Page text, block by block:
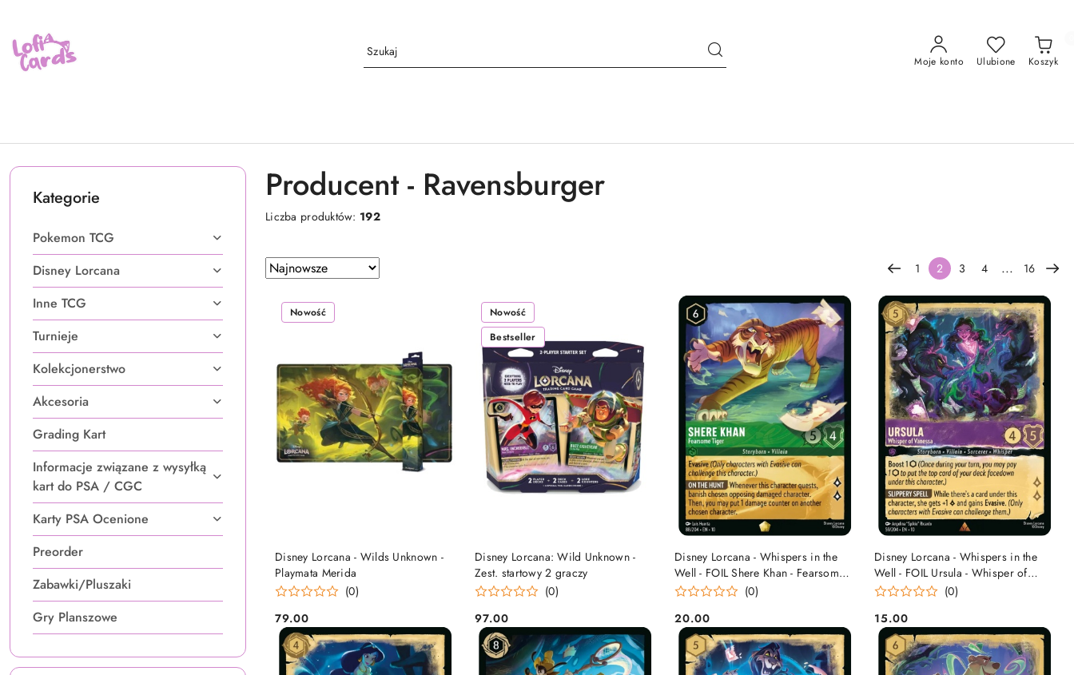
Moje konto Ulubione Koszyk
Kategorie
Pokemon TCG
Disney Lorcana
Inne TCG
Turnieje
Kolekcjonerstwo
Akcesoria
Grading Kart
Informacje związane z wysyłką
kart do PSA / CGC
Karty PSA Ocenione
Preorder
Zabawki/Pluszaki
Gry Planszowe
Producent - Ravensburger
Liczba produktów: 192
Zastosowano
sortowanie:
Najnowsze.
Sortuj
według
1 2 3 4 ... 16
Disney Lorcana - Wilds Unknown -
Playmata Merida
(0)
Cena:
79.00
Nowość
DO KOSZYKA
Disney Lorcana: Wild Unknown -
Zest. startowy 2 graczy
(0)
Cena:
97.00
Nowość
Bestseller
DO KOSZYKA
Disney Lorcana - Whispers in the
Well - FOIL Shere Khan - Fearsome
Tiger
(0)
Cena:
20.00
DO KOSZYKA
Disney Lorcana - Whispers in the
Well - FOIL Ursula - Whisper of
Vanessa
(0)
Cena:
15.00
DO KOSZYKA